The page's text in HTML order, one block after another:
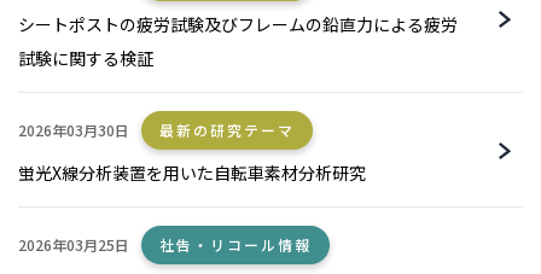
シートポストの疲労試験及びフレームの鉛直力による疲労
試験に関する検証
2026年03月30日 最新の研究テーマ
蛍光X線分析装置を用いた自転車素材分析研究
2026年03月25日 社告・リコール情報